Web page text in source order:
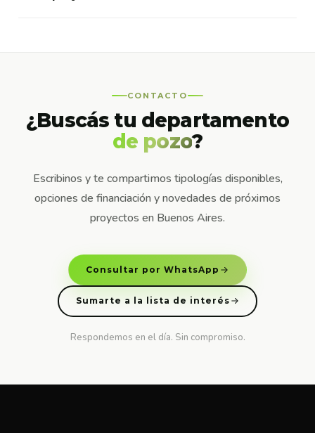
CONTACTO
¿Buscás tu departamento
de pozo?
Escribinos y te compartimos tipologías disponibles,
opciones de financiación y novedades de próximos
proyectos en Buenos Aires.
Consultar por WhatsApp
Sumarte a la lista de interés
Respondemos en el día. Sin compromiso.